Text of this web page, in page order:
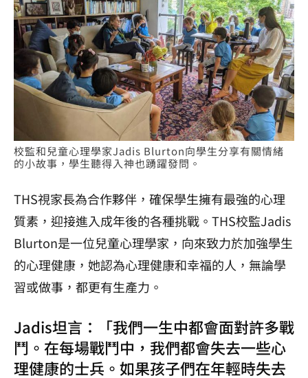
校監和兒童心理學家Jadis Blurton向學生分享有關情緒
的小故事 ， 學生聽得入神也踴躍發問。
THS視家長為合作夥伴，確保學生擁有最強的心理
質素，迎接進入成年後的各種挑戰。THS校監Jadis
Blurton是一位兒童心理學家，向來致力於加強學生
的心理健康，她認為心理健康和幸福的人，無論學
習或做事，都更有生產力。
Jadis坦言：「我們一生中都會面對許多戰
鬥。在每場戰鬥中，我們都會失去一些心
理健康的士兵。如果孩子們在年輕時失去